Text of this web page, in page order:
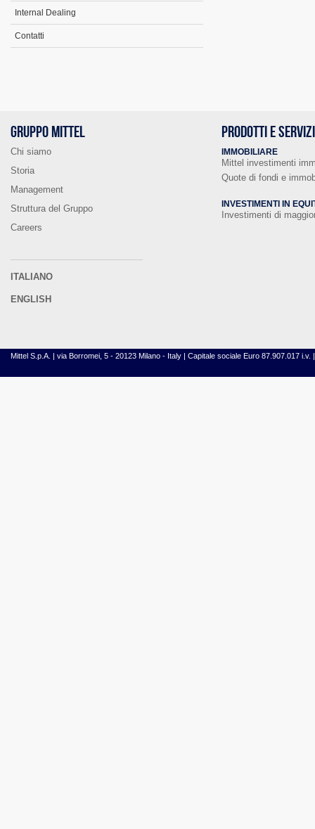
Internal Dealing
Contatti
GRUPPO MITTEL
Chi siamo
Storia
Management
Struttura del Gruppo
Careers
ITALIANO
ENGLISH
PRODOTTI E SERVIZI
IMMOBILIARE
Mittel investimenti
Quote di fondi e
INVESTIMENTI IN
Investimenti di
Mittel S.p.A. | via Borromei, 5 - 20123 Milano - Italy | Capitale sociale Euro 87.907.017